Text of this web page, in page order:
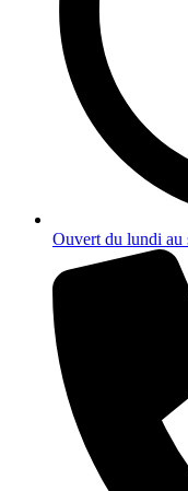
Ouvert du lundi au